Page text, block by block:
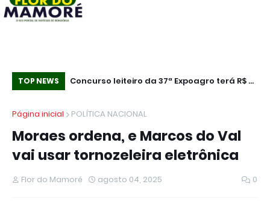
TOP NEWS
Concurso leiteiro da 37ª Expoagro terá R$ 25
Política de Cookies
Página inicial POLÍTICA NACIONAL
Moraes ordena, e Marcos do Val
vai usar tornozeleira eletrônica
Flor do Mamoré agosto 04, 2025 0